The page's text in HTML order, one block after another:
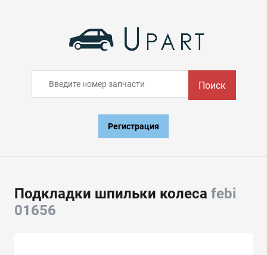
Поиск
Регистрация
Подкладки шпильки колеса febi
01656